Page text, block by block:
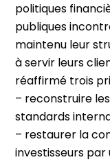
politiques
publiques
maintenu leur
à servir leurs
réaffirmé trois
– reconstruire
standards
– restaurer la
investisseurs